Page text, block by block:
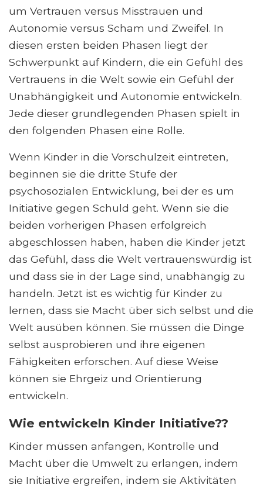
um Vertrauen versus Misstrauen und
Autonomie versus Scham und Zweifel. In
diesen ersten beiden Phasen liegt der
Schwerpunkt auf Kindern, die ein Gefühl des
Vertrauens in die Welt sowie ein Gefühl der
Unabhängigkeit und Autonomie entwickeln.
Jede dieser grundlegenden Phasen spielt in
den folgenden Phasen eine Rolle.
Wenn Kinder in die Vorschulzeit eintreten,
beginnen sie die dritte Stufe der
psychosozialen Entwicklung, bei der es um
Initiative gegen Schuld geht. Wenn sie die
beiden vorherigen Phasen erfolgreich
abgeschlossen haben, haben die Kinder jetzt
das Gefühl, dass die Welt vertrauenswürdig ist
und dass sie in der Lage sind, unabhängig zu
handeln. Jetzt ist es wichtig für Kinder zu
lernen, dass sie Macht über sich selbst und die
Welt ausüben können. Sie müssen die Dinge
selbst ausprobieren und ihre eigenen
Fähigkeiten erforschen. Auf diese Weise
können sie Ehrgeiz und Orientierung
entwickeln.
Wie entwickeln Kinder Initiative??
Kinder müssen anfangen, Kontrolle und
Macht über die Umwelt zu erlangen, indem
sie Initiative ergreifen, indem sie Aktivitäten